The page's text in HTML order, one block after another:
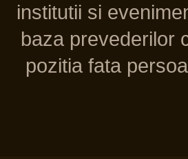
institutii si
baza prevederilor
pozitia fata